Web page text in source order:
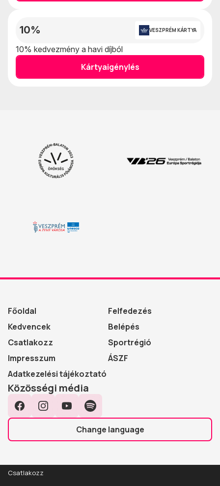
10% VESZPRÉM KÁRTYA
10% kedvezmény a havi díjból
Kártyaigénylés
Főoldal
Felfedezés
Kedvencek
Belépés
Csatlakozz
Sportrégió
Impresszum
ÁSZF
Adatkezelési tájékoztató
Közösségi média
Change language
Csatlakozz